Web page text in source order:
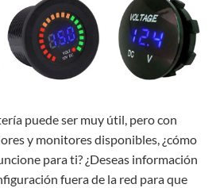
puede ser muy útil, pero con
y monitores disponibles, ¿cómo
para ti? ¿Deseas información
fuera de la red para que